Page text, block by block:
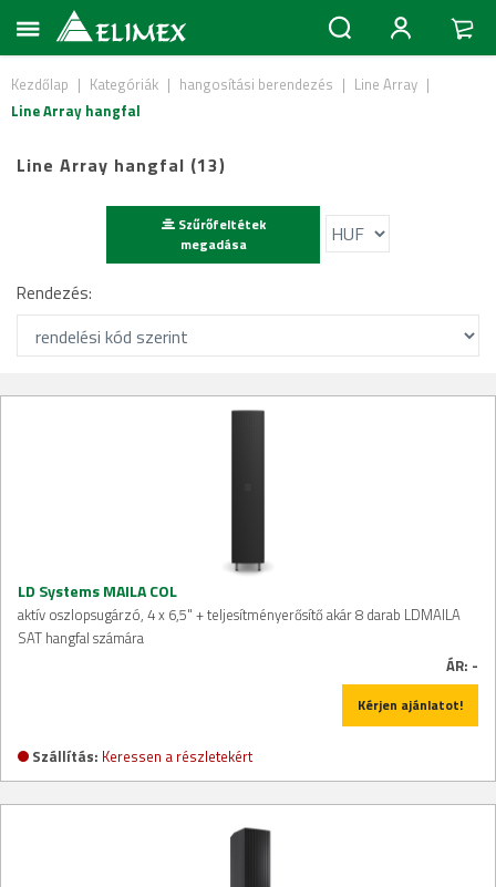
Kezdőlap | Kategóriák | hangosítási berendezés | Line Array |
Line Array hangfal
Line Array hangfal (13)
Szűrőfeltétek
megadása
Rendezés:
LD Systems MAILA COL
aktív oszlopsugárzó, 4 x 6,5" + teljesítményerősítő akár 8 darab LDMAILA
SAT hangfal számára
ÁR: -
Kérjen ajánlatot!
Szállítás: Keressen a részletekért